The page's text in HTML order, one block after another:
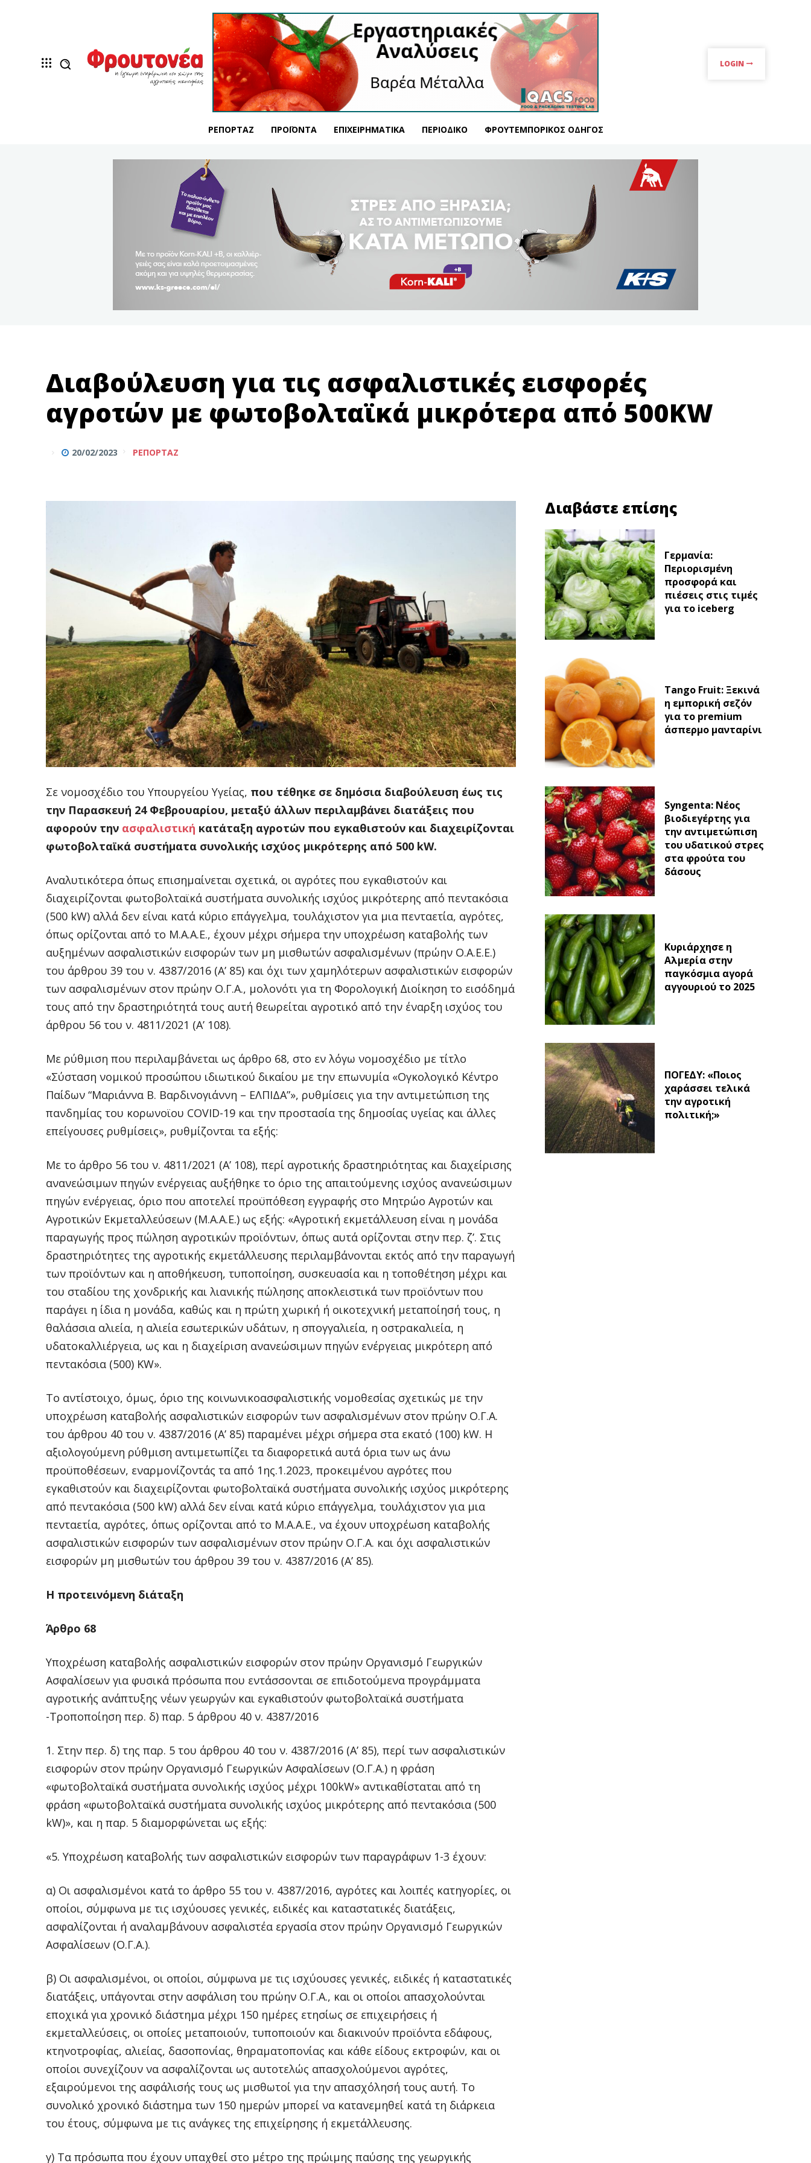
LOGIN
ΡΕΠΟΡΤΆΖ ΠΡΟΪΌΝΤΑ ΕΠΙΧΕΙΡΗΜΑΤΙΚΆ ΠΕΡΙΟΔΙΚΌ ΦΡΟΥΤΕΜΠΟΡΙΚΌΣ ΟΔΗΓΌΣ
Διαβούλευση για τις ασφαλιστικές εισφορές
αγροτών με φωτοβολταϊκά μικρότερα από 500KW
20/02/2023 ΡΕΠΟΡΤΆΖ
Σε νομοσχέδιο του Υπουργείου Υγείας, που τέθηκε σε δημόσια διαβούλευση έως τις
την Παρασκευή 24 Φεβρουαρίου, μεταξύ άλλων περιλαμβάνει διατάξεις που
αφορούν την ασφαλιστική κατάταξη αγροτών που εγκαθιστούν και διαχειρίζονται
φωτοβολταϊκά συστήματα συνολικής ισχύος μικρότερης από 500 kW.
Αναλυτικότερα όπως επισημαίνεται σχετικά, οι αγρότες που εγκαθιστούν και
διαχειρίζονται φωτοβολταϊκά συστήματα συνολικής ισχύος μικρότερης από πεντακόσια
(500 kW) αλλά δεν είναι κατά κύριο επάγγελμα, τουλάχιστον για μια πενταετία, αγρότες,
όπως ορίζονται από το Μ.Α.Α.Ε., έχουν μέχρι σήμερα την υποχρέωση καταβολής των
αυξημένων ασφαλιστικών εισφορών των μη μισθωτών ασφαλισμένων (πρώην Ο.Α.Ε.Ε.)
του άρθρου 39 του ν. 4387/2016 (Α’ 85) και όχι των χαμηλότερων ασφαλιστικών εισφορών
των ασφαλισμένων στον πρώην Ο.Γ.Α., μολονότι για τη Φορολογική Διοίκηση το εισόδημά
τους από την δραστηριότητά τους αυτή θεωρείται αγροτικό από την έναρξη ισχύος του
άρθρου 56 του ν. 4811/2021 (Α’ 108).
Με ρύθμιση που περιλαμβάνεται ως άρθρο 68, στο εν λόγω νομοσχέδιο με τίτλο
«Σύσταση νομικού προσώπου ιδιωτικού δικαίου με την επωνυμία «Ογκολογικό Κέντρο
Παίδων “Μαριάννα Β. Βαρδινογιάννη – ΕΛΠΙΔΑ”», ρυθμίσεις για την αντιμετώπιση της
πανδημίας του κορωνοϊου COVID-19 και την προστασία της δημοσίας υγείας και άλλες
επείγουσες ρυθμίσεις», ρυθμίζονται τα εξής:
Με το άρθρο 56 του ν. 4811/2021 (Α’ 108), περί αγροτικής δραστηριότητας και διαχείρισης
ανανεώσιμων πηγών ενέργειας αυξήθηκε το όριο της απαιτούμενης ισχύος ανανεώσιμων
πηγών ενέργειας, όριο που αποτελεί προϋπόθεση εγγραφής στο Μητρώο Αγροτών και
Αγροτικών Εκμεταλλεύσεων (Μ.Α.Α.Ε.) ως εξής: «Αγροτική εκμετάλλευση είναι η μονάδα
παραγωγής προς πώληση αγροτικών προϊόντων, όπως αυτά ορίζονται στην περ. ζ’. Στις
δραστηριότητες της αγροτικής εκμετάλλευσης περιλαμβάνονται εκτός από την παραγωγή
των προϊόντων και η αποθήκευση, τυποποίηση, συσκευασία και η τοποθέτηση μέχρι και
του σταδίου της χονδρικής και λιανικής πώλησης αποκλειστικά των προϊόντων που
παράγει η ίδια η μονάδα, καθώς και η πρώτη χωρική ή οικοτεχνική μεταποίησή τους, η
θαλάσσια αλιεία, η αλιεία εσωτερικών υδάτων, η σπογγαλιεία, η οστρακαλιεία, η
υδατοκαλλιέργεια, ως και η διαχείριση ανανεώσιμων πηγών ενέργειας μικρότερη από
πεντακόσια (500) KW».
Το αντίστοιχο, όμως, όριο της κοινωνικοασφαλιστικής νομοθεσίας σχετικώς με την
υποχρέωση καταβολής ασφαλιστικών εισφορών των ασφαλισμένων στον πρώην Ο.Γ.Α.
του άρθρου 40 του ν. 4387/2016 (Α’ 85) παραμένει μέχρι σήμερα στα εκατό (100) kW. Η
αξιολογούμενη ρύθμιση αντιμετωπίζει τα διαφορετικά αυτά όρια των ως άνω
προϋποθέσεων, εναρμονίζοντάς τα από 1ης.1.2023, προκειμένου αγρότες που
εγκαθιστούν και διαχειρίζονται φωτοβολταϊκά συστήματα συνολικής ισχύος μικρότερης
από πεντακόσια (500 kW) αλλά δεν είναι κατά κύριο επάγγελμα, τουλάχιστον για μια
πενταετία, αγρότες, όπως ορίζονται από το Μ.Α.Α.Ε., να έχουν υποχρέωση καταβολής
ασφαλιστικών εισφορών των ασφαλισμένων στον πρώην Ο.Γ.Α. και όχι ασφαλιστικών
εισφορών μη μισθωτών του άρθρου 39 του ν. 4387/2016 (Α’ 85).
Η προτεινόμενη διάταξη
Άρθρο 68
Υποχρέωση καταβολής ασφαλιστικών εισφορών στον πρώην Οργανισμό Γεωργικών
Ασφαλίσεων για φυσικά πρόσωπα που εντάσσονται σε επιδοτούμενα προγράμματα
αγροτικής ανάπτυξης νέων γεωργών και εγκαθιστούν φωτοβολταϊκά συστήματα
-Τροποποίηση περ. δ) παρ. 5 άρθρου 40 ν. 4387/2016
1. Στην περ. δ) της παρ. 5 του άρθρου 40 του ν. 4387/2016 (Α’ 85), περί των ασφαλιστικών
εισφορών στον πρώην Οργανισμό Γεωργικών Ασφαλίσεων (Ο.Γ.Α.) η φράση
«φωτοβολταϊκά συστήματα συνολικής ισχύος μέχρι 100kW» αντικαθίσταται από τη
φράση «φωτοβολταϊκά συστήματα συνολικής ισχύος μικρότερης από πεντακόσια (500
kW)», και η παρ. 5 διαμορφώνεται ως εξής:
«5. Υποχρέωση καταβολής των ασφαλιστικών εισφορών των παραγράφων 1-3 έχουν:
α) Οι ασφαλισμένοι κατά το άρθρο 55 του ν. 4387/2016, αγρότες και λοιπές κατηγορίες, οι
οποίοι, σύμφωνα με τις ισχύουσες γενικές, ειδικές και καταστατικές διατάξεις,
ασφαλίζονται ή αναλαμβάνουν ασφαλιστέα εργασία στον πρώην Οργανισμό Γεωργικών
Ασφαλίσεων (Ο.Γ.Α.).
β) Οι ασφαλισμένοι, οι οποίοι, σύμφωνα με τις ισχύουσες γενικές, ειδικές ή καταστατικές
διατάξεις, υπάγονται στην ασφάλιση του πρώην Ο.Γ.Α., και οι οποίοι απασχολούνται
εποχικά για χρονικό διάστημα μέχρι 150 ημέρες ετησίως σε επιχειρήσεις ή
εκμεταλλεύσεις, οι οποίες μεταποιούν, τυποποιούν και διακινούν προϊόντα εδάφους,
κτηνοτροφίας, αλιείας, δασοπονίας, θηραματοπονίας και κάθε είδους εκτροφών, και οι
οποίοι συνεχίζουν να ασφαλίζονται ως αυτοτελώς απασχολούμενοι αγρότες,
εξαιρούμενοι της ασφάλισής τους ως μισθωτοί για την απασχόλησή τους αυτή. Το
συνολικό χρονικό διάστημα των 150 ημερών μπορεί να κατανεμηθεί κατά τη διάρκεια
του έτους, σύμφωνα με τις ανάγκες της επιχείρησης ή εκμετάλλευσης.
γ) Τα πρόσωπα που έχουν υπαχθεί στο μέτρο της πρώιμης παύσης της γεωργικής
Διαβάστε επίσης
Γερμανία:
Περιορισμένη
προσφορά και
πιέσεις στις τιμές
για το iceberg
Tango Fruit: Ξεκινά
η εμπορική σεζόν
για το premium
άσπερμο μανταρίνι
Syngenta: Νέος
βιοδιεγέρτης για
την αντιμετώπιση
του υδατικού στρες
στα φρούτα του
δάσους
Κυριάρχησε η
Αλμερία στην
παγκόσμια αγορά
αγγουριού το 2025
ΠΟΓΕΔΥ: «Ποιος
χαράσσει τελικά
την αγροτική
πολιτική;»